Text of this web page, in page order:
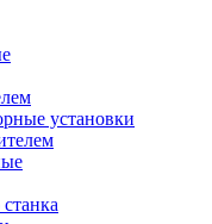
установки